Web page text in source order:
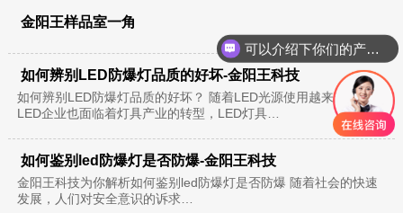
金阳王样品室一角
如何辨别LED防爆灯品质的好坏-金阳王科技
如何辨别LED防爆灯品质的好坏？ 随着LED光源使用越来越频繁，
LED企业也面临着灯具产业的转型，LED灯具…
如何鉴别led防爆灯是否防爆-金阳王科技
金阳王科技为你解析如何鉴别led防爆灯是否防爆 随着社会的快速
发展，人们对安全意识的诉求…
可以介绍下你们的产品么？